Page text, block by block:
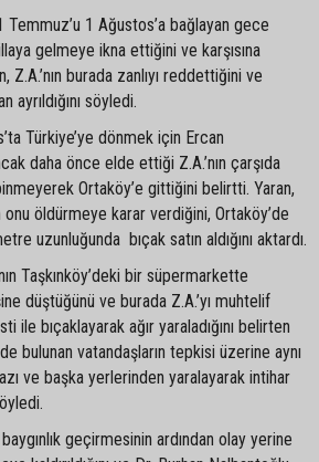
Temmuz’u 1 Ağustos’a bağlayan gece
gelmeye ikna ettiğini ve karşısına
Z.A.’nın burada zanlıyı reddettiğini ve
söyledi.
Türkiye’ye dönmek için Ercan
daha önce elde ettiği Z.A.’nın çarşıda
Ortaköy’e gittiğini belirtti. Yaran,
onu öldürmeye karar verdiğini, Ortaköy’de
uzunluğunda bıçak satın aldığını aktardı.
Taşkınköy’deki bir süpermarkette
düştüğünü ve burada Z.A.’yı muhtelif
ile bıçaklayarak ağır yaraladığını belirten
bulunan vatandaşların tepkisi üzerine aynı
ve başka yerlerinden yaralayarak intihar
geçirmesinin ardından olay yerine